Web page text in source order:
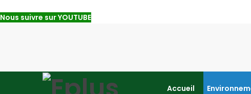
Nous suivre sur YOUTUBE
Accueil